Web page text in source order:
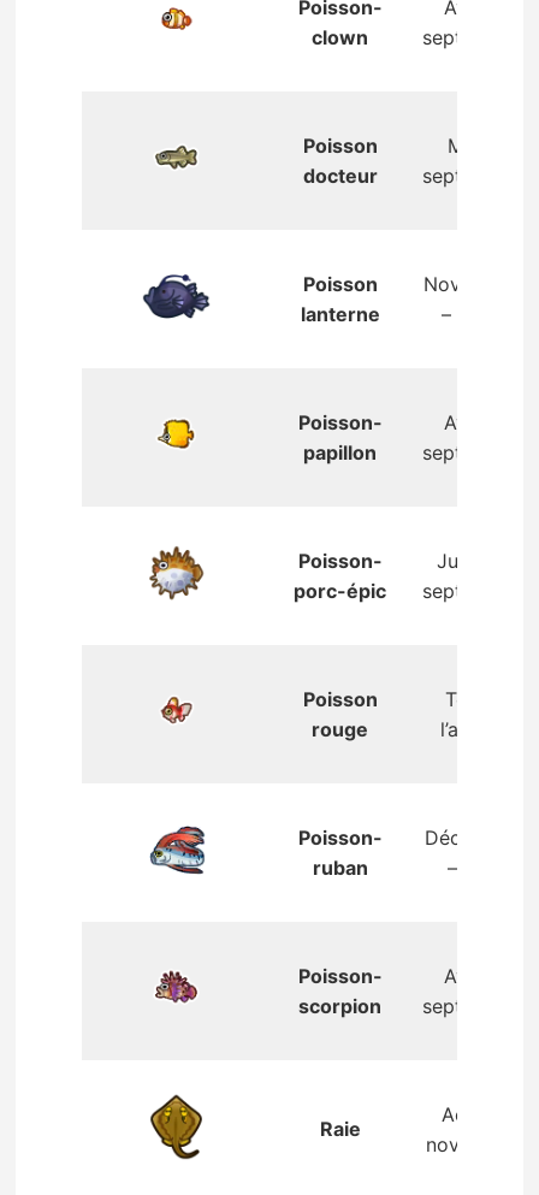
Poisson-
clown
Avril –
septembre
Poisson
docteur
Mai –
septembre
Poisson
lanterne
Novembre
– mars
Poisson-
papillon
Avril –
septembre
Poisson-
porc-épic
Juillet –
septembre
Poisson
rouge
Toute
l’année
Poisson-
ruban
Décembre
– mai
Poisson-
scorpion
Avril –
septembre
Raie
Août –
novembre